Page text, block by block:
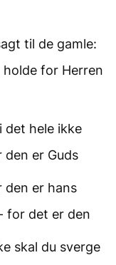
til de gamle:
holde for Herren
det hele ikke
den er Guds
den er hans
for det er den
skal du sverge